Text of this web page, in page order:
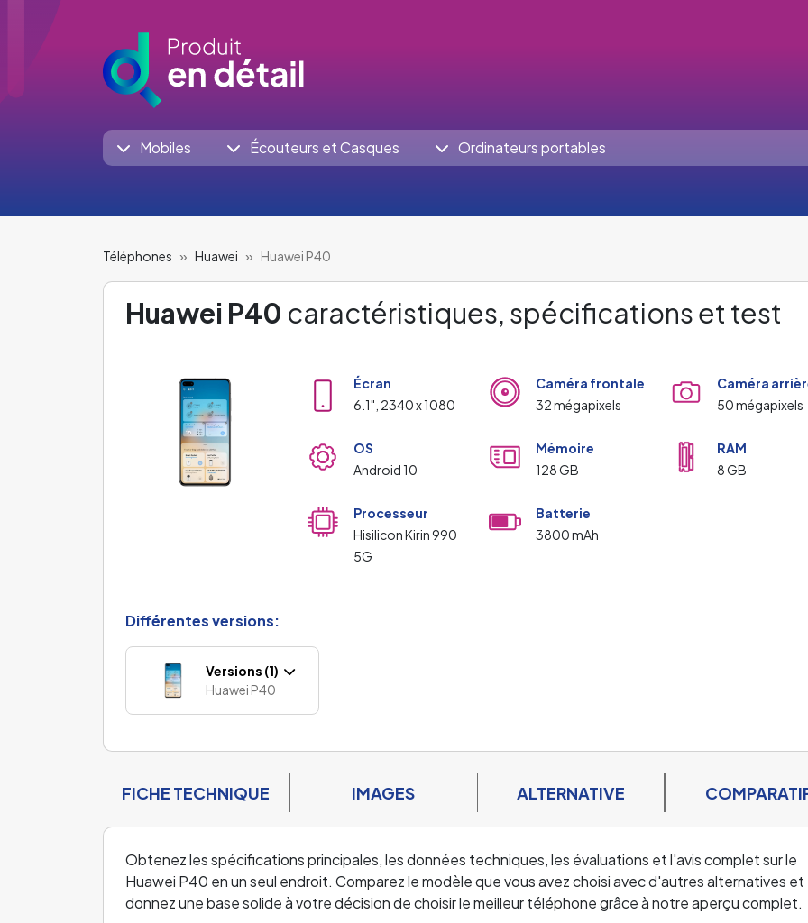
Mobiles Écouteurs et Casques Ordinateurs portables
Téléphones Huawei Huawei P40
Huawei P40 caractéristiques, spécifications et test
Écran
6.1", 2340 x 1080
Caméra frontale
32 mégapixels
Caméra
50 mégapixels
OS
Android 10
Mémoire
128 GB
RAM
8 GB
Processeur
Hisilicon Kirin 990
5G
Batterie
3800 mAh
Différentes versions:
Versions (1)
Huawei P40
FICHE TECHNIQUE IMAGES ALTERNATIVE
Obtenez les spécifications principales, les données techniques, les évaluations et l'avis complet sur le
Huawei P40 en un seul endroit. Comparez le modèle que vous avez choisi avec d'autres alternatives et
donnez une base solide à votre décision de choisir le meilleur téléphone grâce à notre aperçu complet.